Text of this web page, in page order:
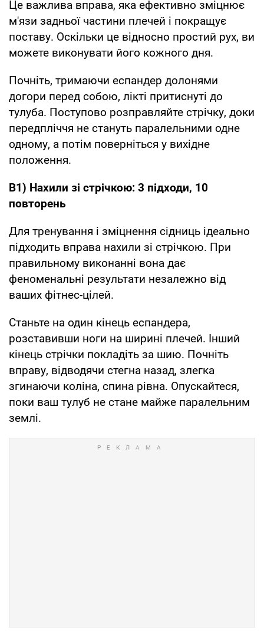
Це важлива вправа, яка ефективно зміцнює
м'язи задньої частини плечей і покращує
поставу. Оскільки це відносно простий рух, ви
можете виконувати його кожного дня.
Почніть, тримаючи еспандер долонями
догори перед собою, лікті притиснуті до
тулуба. Поступово розправляйте стрічку, доки
передпліччя не стануть паралельними одне
одному, а потім поверніться у вихідне
положення.
B1) Нахили зі стрічкою: 3 підходи, 10
повторень
Для тренування і зміцнення сідниць ідеально
підходить вправа нахили зі стрічкою. При
правильному виконанні вона дає
феноменальні результати незалежно від
ваших фітнес-цілей.
Станьте на один кінець еспандера,
розставивши ноги на ширині плечей. Інший
кінець стрічки покладіть за шию. Почніть
вправу, відводячи стегна назад, злегка
згинаючи коліна, спина рівна. Опускайтеся,
поки ваш тулуб не стане майже паралельним
землі.